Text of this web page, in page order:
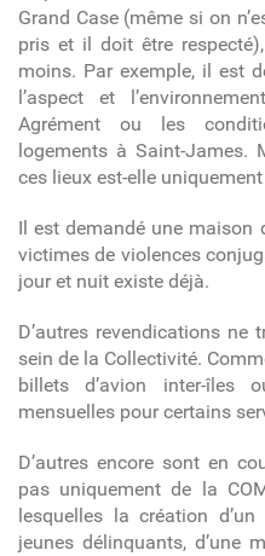
Grand Case (même si on
pris et il doit être
moins. Par exemple, il est
l’aspect et
Agrément ou les
logements à Saint-James.
ces lieux est-elle
Il est demandé une maison
victimes de violences
jour et nuit existe déjà.
D’autres revendications ne
sein de la Collectivité.
billets d’avion inter-îles
mensuelles pour certains
D’autres encore sont en
pas uniquement de la
lesquelles la création
jeunes délinquants, d’une